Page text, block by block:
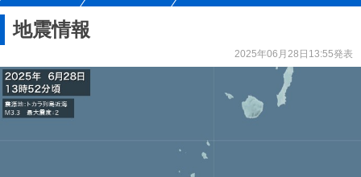
地震情報
2025年06月28日13:55発表